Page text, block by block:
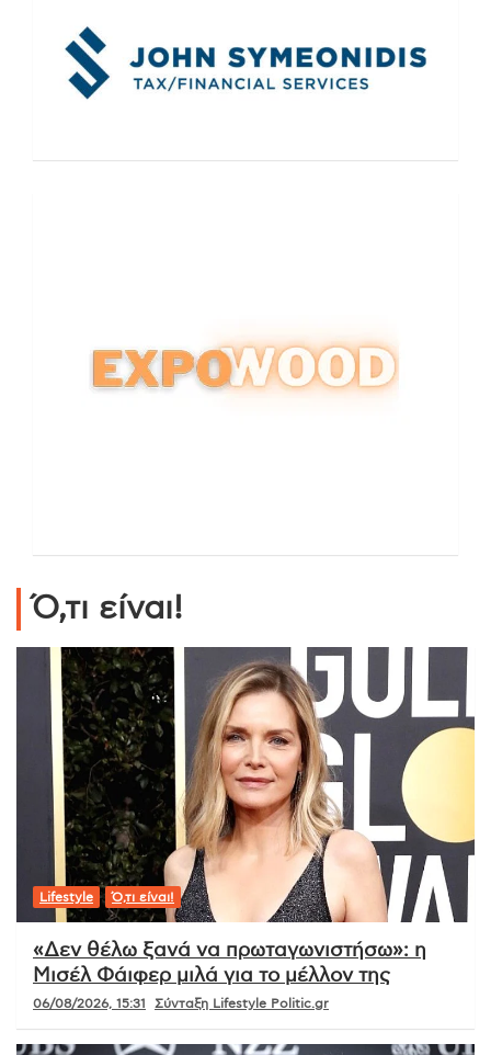
Ό,τι είναι!
Lifestyle Ό,τι είναι!
«Δεν θέλω ξανά να πρωταγωνιστήσω»: η
Μισέλ Φάιφερ μιλά για το μέλλον της
06/08/2026, 15:31 Σύνταξη Lifestyle Politic.gr